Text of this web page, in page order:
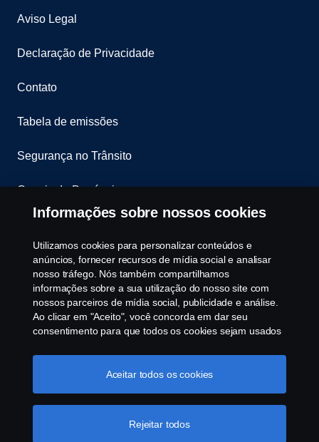
Aviso Legal
Declaração de Privacidade
Contato
Tabela de emissões
Segurança no Trânsito
Canais de Denúncia
Programa de Rotulagem Veicular
Política de Cookies
Configurações de cookies
Brasil, Av. José Odorizzi, 151 - Vila Euro, São
Informações sobre nossos cookies
Utilizamos cookies para personalizar conteúdos e
anúncios, fornecer recursos de mídia social e analisar
nosso tráfego. Nós também compartilhamos
informações sobre a sua utilização do nosso site com
nossos parceiros de mídia social, publicidade e análise.
Ao clicar em "Aceito", você concorda em dar seu
consentimento para que todos os cookies sejam usados
gerenciar a utilização dos cookies clicando em
"Configurações de cookies" e selecionando as
ser encontrada clicando no link abaixo deste texto ou em
Rejeitar todos
Aceitar todos os cookies